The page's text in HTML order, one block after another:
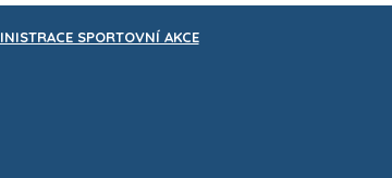
SPORTOVNÍ AKCE